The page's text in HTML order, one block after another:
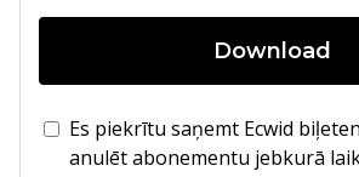
Download
Es piekrītu saņemt Ecwid
anulēt abonementu jebkurā